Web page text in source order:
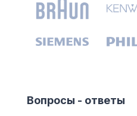
Вопросы - ответы